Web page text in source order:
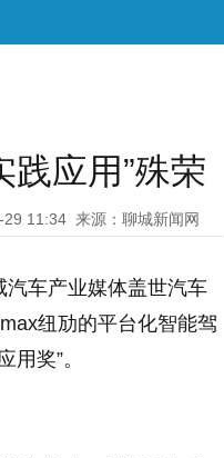
应用”殊荣
29 11:34 来源：聊城新闻网
汽车产业媒体盖世汽车
纽劢的平台化智能驾
奖”。